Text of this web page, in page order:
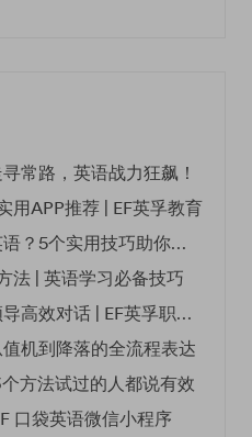
常路，英语战力狂飙！
用APP推荐 | EF英孚教育
普通打工人如何高效学英语？5个实用技巧助你突破职场瓶颈
法 | 英语学习必备技巧
职场沟通秘籍：如何与领导高效对话 | EF英孚职场指南
机到降落的全流程表达
方法试过的人都说有效
口袋英语微信小程序